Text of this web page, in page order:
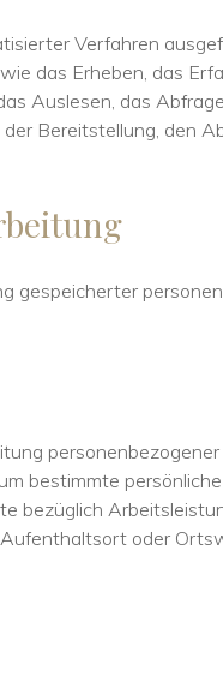
Verfahren
das Erheben, das
Auslesen, das
Bereitstellung, den
gespeicherter
bestimmte
bezüglich
oder